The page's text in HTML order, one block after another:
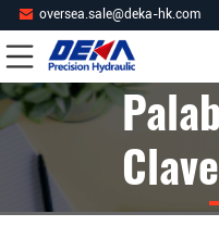
oversea.sale@deka-hk.com